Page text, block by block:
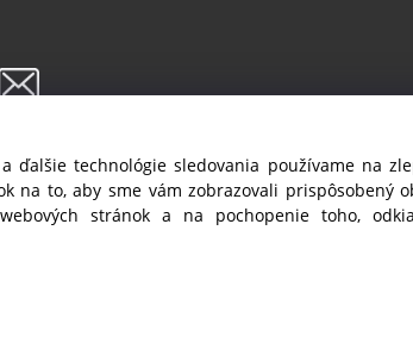
prihláste sa na odber noviniek.
Prihlásiť sa Odhlásiť sa
ďalšie technológie sledovania používame na
na to, aby sme vám zobrazovali prispôsobený
stránok a na pochopenie toho,